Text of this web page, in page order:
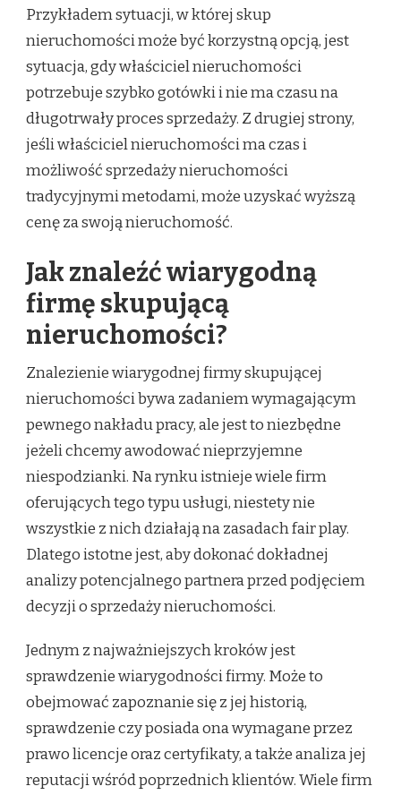
Przykładem sytuacji, w której skup
nieruchomości może być korzystną opcją, jest
sytuacja, gdy właściciel nieruchomości
potrzebuje szybko gotówki i nie ma czasu na
długotrwały proces sprzedaży. Z drugiej strony,
jeśli właściciel nieruchomości ma czas i
możliwość sprzedaży nieruchomości
tradycyjnymi metodami, może uzyskać wyższą
cenę za swoją nieruchomość.
Jak znaleźć wiarygodną
firmę skupującą
nieruchomości?
Znalezienie wiarygodnej firmy skupującej
nieruchomości bywa zadaniem wymagającym
pewnego nakładu pracy, ale jest to niezbędne
jeżeli chcemy awodować nieprzyjemne
niespodzianki. Na rynku istnieje wiele firm
oferujących tego typu usługi, niestety nie
wszystkie z nich działają na zasadach fair play.
Dlatego istotne jest, aby dokonać dokładnej
analizy potencjalnego partnera przed podjęciem
decyzji o sprzedaży nieruchomości.
Jednym z najważniejszych kroków jest
sprawdzenie wiarygodności firmy. Może to
obejmować zapoznanie się z jej historią,
sprawdzenie czy posiada ona wymagane przez
prawo licencje oraz certyfikaty, a także analiza jej
reputacji wśród poprzednich klientów. Wiele firm